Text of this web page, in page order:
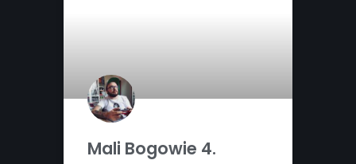
Mali Bogowie 4.